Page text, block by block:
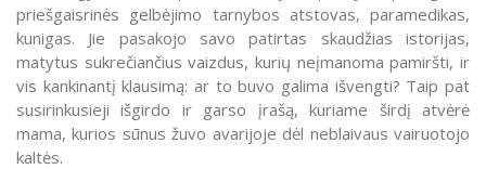
priešgaisrinės gelbėjimo tarnybos atstovas, paramedikas,
kunigas. Jie pasakojo savo patirtas skaudžias istorijas,
matytus sukrečiančius vaizdus, kurių neįmanoma pamiršti, ir
vis kankinantį klausimą: ar to buvo galima išvengti? Taip pat
susirinkusieji išgirdo ir garso įrašą, kuriame širdį atvėrė
mama, kurios sūnus žuvo avarijoje dėl neblaivaus vairuotojo
kaltės.